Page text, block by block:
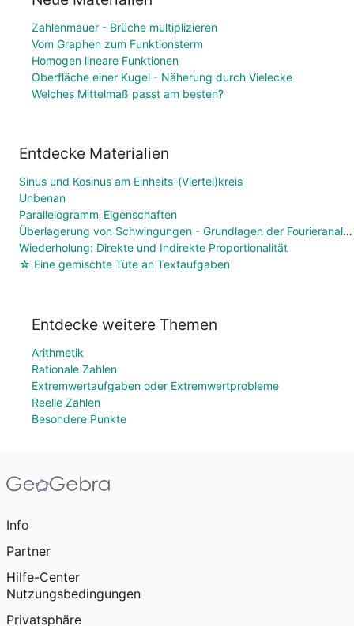
Zahlenmauer - Brüche multiplizieren
Vom Graphen zum Funktionsterm
Homogen lineare Funktionen
Oberfläche einer Kugel - Näherung durch Vielecke
Welches Mittelmaß passt am besten?
Entdecke Materialien
Sinus und Kosinus am Einheits-(Viertel)kreis
Unbenan
Parallelogramm_Eigenschaften
Überlagerung von Schwingungen - Grundlagen der Fourieranalyse
Wiederholung: Direkte und Indirekte Proportionalität
☆ Eine gemischte Tüte an Textaufgaben
Entdecke weitere Themen
Arithmetik
Rationale Zahlen
Extremwertaufgaben oder Extremwertprobleme
Reelle Zahlen
Besondere Punkte
Info
Partner
Hilfe-Center
Nutzungsbedingungen
Privatsphäre